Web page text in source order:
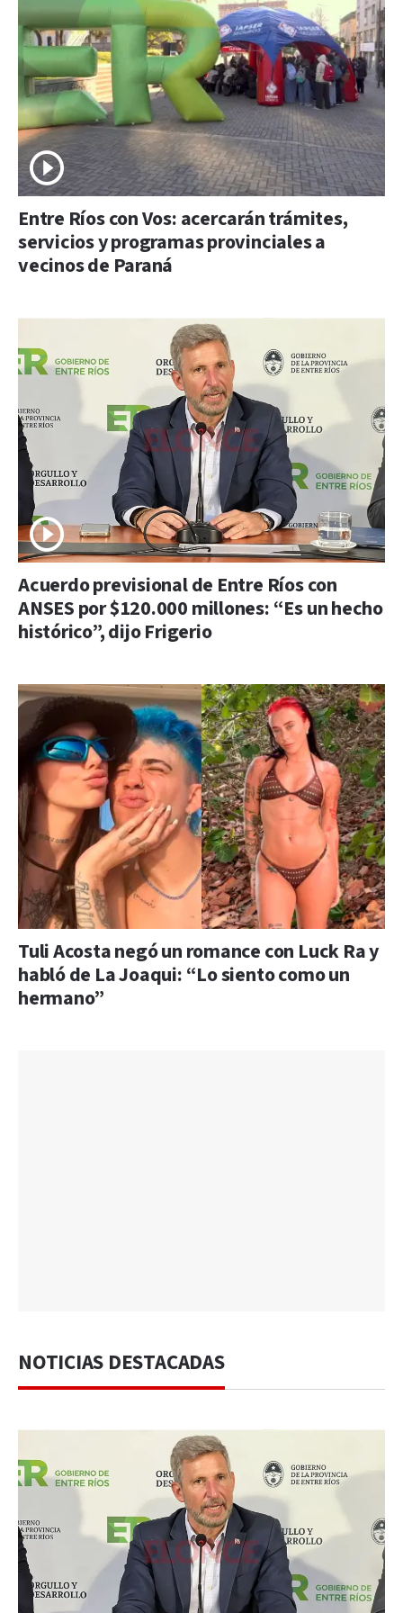
Entre Ríos con Vos: acercarán trámites,
servicios y programas provinciales a
vecinos de Paraná
Acuerdo previsional de Entre Ríos con
ANSES por $120.000 millones: “Es un hecho
histórico”, dijo Frigerio
Tuli Acosta negó un romance con Luck Ra y
habló de La Joaqui: “Lo siento como un
hermano”
NOTICIAS DESTACADAS